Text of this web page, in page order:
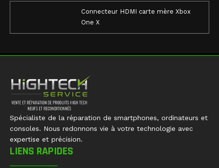
Connecteur HDMI carte mère Xbox
One X
Spécialiste de la réparation de smartphones, ordinateurs et
consoles. Nous redonnons vie à votre technologie avec
expertise et précision.
LIENS RAPIDES